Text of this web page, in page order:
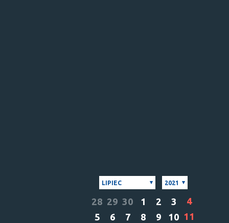
LIPIEC 2021
28 29 30 1 2 3
4
5
6 7 8 9 10 11